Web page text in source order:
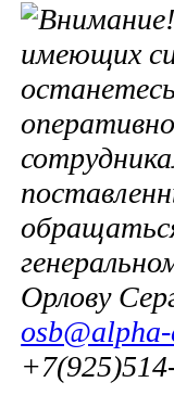
имеющих
Орлову